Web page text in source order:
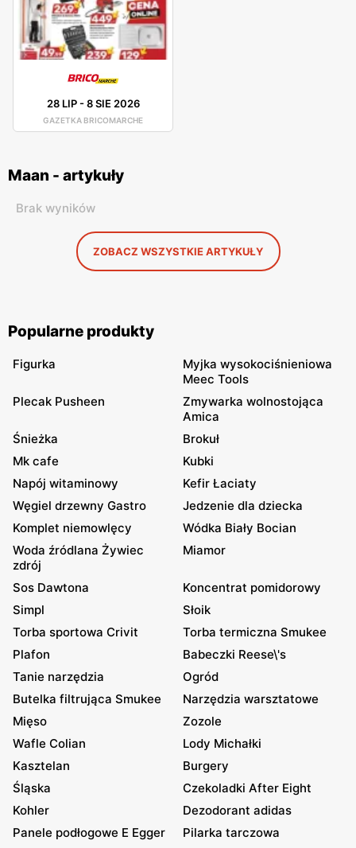
28 LIP-8 SIE 2026
GAZETKA BRICOMARCHE
Maan - artykuły
Brak wyników
ZOBACZ WSZYSTKIE ARTYKUŁY
Popularne produkty
Figurka
Myjka wysokociśnieniowa
Meec Tools
Plecak Pusheen
Zmywarka wolnostojąca
Amica
Śnieżka
Brokuł
Mk cafe
Kubki
Napój witaminowy
Kefir Łaciaty
Węgiel drzewny Gastro
Jedzenie dla dziecka
Komplet niemowlęcy
Wódka Biały Bocian
Woda źródlana Żywiec
zdrój
Miamor
Sos Dawtona
Koncentrat pomidorowy
Simpl
Słoik
Torba sportowa Crivit
Torba termiczna Smukee
Plafon
Babeczki Reese\'s
Tanie narzędzia
Ogród
Butelka filtrująca Smukee
Narzędzia warsztatowe
Mięso
Zozole
Wafle Colian
Lody Michałki
Kasztelan
Burgery
Śląska
Czekoladki After Eight
Kohler
Dezodorant adidas
Panele podłogowe E Egger
Pilarka tarczowa